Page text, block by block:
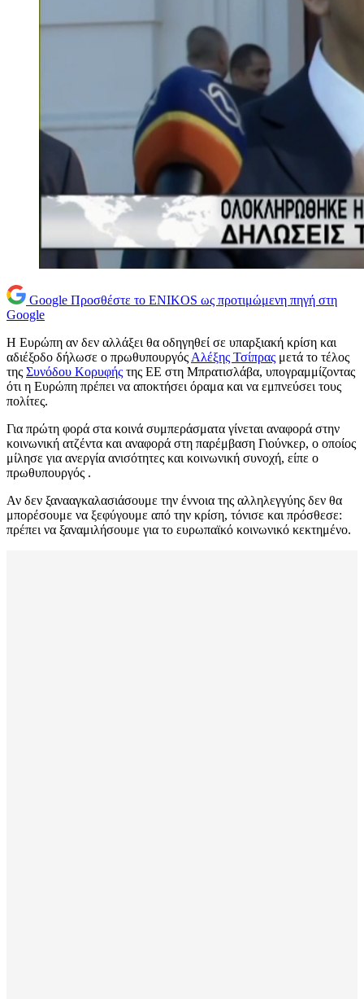
Google Προσθέστε το ENIKOS ως προτιμώμενη πηγή στη
Google
Η Ευρώπη αν δεν αλλάξει θα οδηγηθεί σε υπαρξιακή κρίση και
αδιέξοδο δήλωσε ο πρωθυπουργός Αλέξης Τσίπρας μετά τo τέλος
της Συνόδου Κορυφής της ΕΕ στη Μπρατισλάβα, υπογραμμίζοντας
ότι η Ευρώπη πρέπει να αποκτήσει όραμα και να εμπνεύσει τους
πολίτες.
Για πρώτη φορά στα κοινά συμπεράσματα γίνεται αναφορά στην
κοινωνική ατζέντα και αναφορά στη παρέμβαση Γιούνκερ, ο οποίος
μίλησε για ανεργία ανισότητες και κοινωνική συνοχή, είπε ο
πρωθυπουργός .
Αν δεν ξανααγκαλασιάσουμε την έννοια της αλληλεγγύης δεν θα
μπορέσουμε να ξεφύγουμε από την κρίση, τόνισε και πρόσθεσε:
πρέπει να ξαναμιλήσουμε για το ευρωπαϊκό κοινωνικό κεκτημένο.